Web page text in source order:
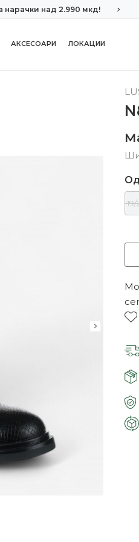
нарачки над 2.990 мкд!
АКСЕСОАРИ ЛОКАЦИИ